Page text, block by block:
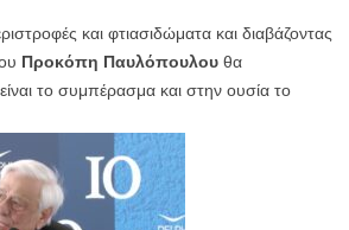
και φτιασιδώματα και διαβάζοντας
Προκόπη Παυλόπουλου θα
το συμπέρασμα και στην ουσία το